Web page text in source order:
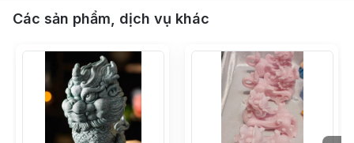
Các sản phẩm, dịch vụ khác